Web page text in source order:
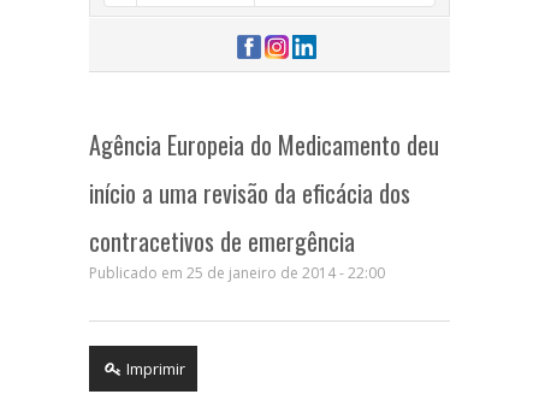
Agência Europeia do Medicamento deu
início a uma revisão da eficácia dos
contracetivos de emergência
Publicado em 25 de janeiro de 2014 - 22:00
Imprimir